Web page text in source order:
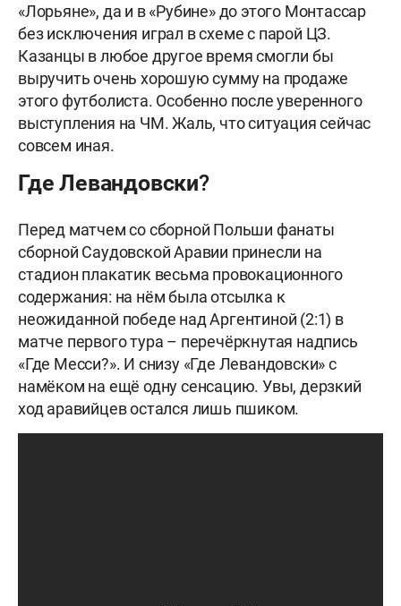
«Лорьяне», да и в «Рубине» до этого Монтассар
без исключения играл в схеме с парой ЦЗ.
Казанцы в любое другое время смогли бы
выручить очень хорошую сумму на продаже
этого футболиста. Особенно после уверенного
выступления на ЧМ. Жаль, что ситуация сейчас
совсем иная.
Где Левандовски?
Перед матчем со сборной Польши фанаты
сборной Саудовской Аравии принесли на
стадион плакатик весьма провокационного
содержания: на нём была отсылка к
неожиданной победе над Аргентиной (2:1) в
матче первого тура – перечёркнутая надпись
«Где Месси?». И снизу «Где Левандовски» с
намёком на ещё одну сенсацию. Увы, дерзкий
ход аравийцев остался лишь пшиком.